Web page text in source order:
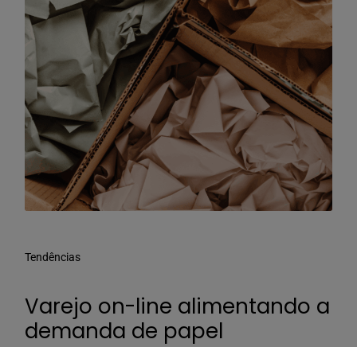
Tendências
Varejo on-line alimentando a
demanda de papel